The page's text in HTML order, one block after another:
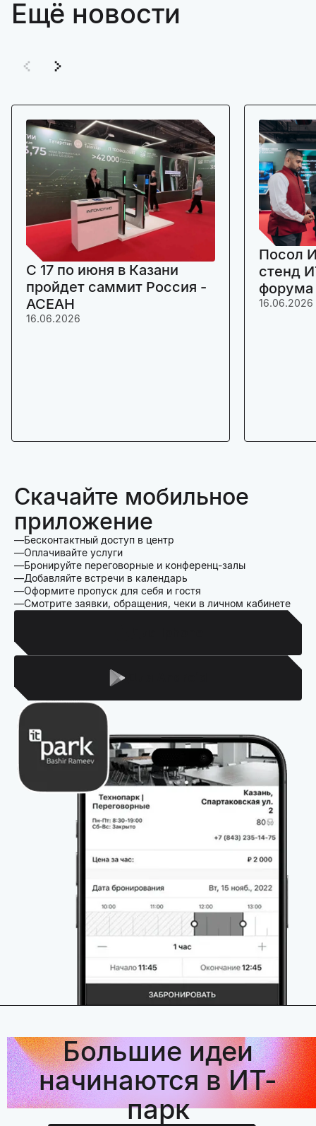
Ещё новости
C 17 по июня в Казани
пройдет саммит Россия -
АСЕАН
16.06.2026
Посол
стенд
16.06.2026
Скачайте мобильное
приложение
Бесконтактный доступ в центр
Оплачивайте услуги
Бронируйте переговорные и конференц-залы
Добавляйте встречи в календарь
Оформите пропуск для себя и гостя
Смотрите заявки, обращения, чеки в личном кабинете
Большие идеи
начинаются в ИТ-
парк